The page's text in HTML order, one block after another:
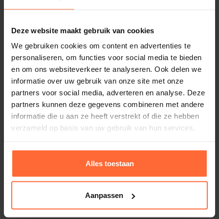
Deze website maakt gebruik van cookies
We gebruiken cookies om content en advertenties te
personaliseren, om functies voor social media te bieden
en om ons websiteverkeer te analyseren. Ook delen we
informatie over uw gebruik van onze site met onze
partners voor social media, adverteren en analyse. Deze
partners kunnen deze gegevens combineren met andere
informatie die u aan ze heeft verstrekt of die ze hebben
verzameld op basis van uw gebruik van hun services.
Alles toestaan
Aanpassen
Behncke Platenwarmtewisselaar PWT910 P31
2.833,95 ca. 6 weken